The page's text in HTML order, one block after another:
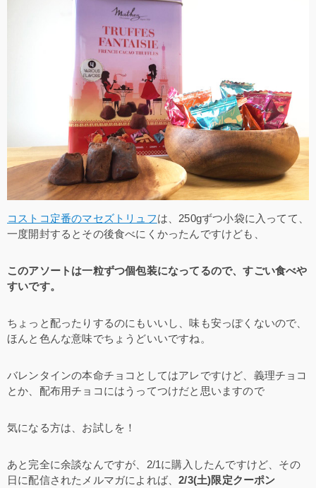
コストコ定番のマセズトリュフは、250gずつ小袋に入ってて、
一度開封するとその後食べにくかったんですけども、
このアソートは一粒ずつ個包装になってるので、すごい食べや
すいです。
ちょっと配ったりするのにもいいし、味も安っぽくないので、
ほんと色んな意味でちょうどいいですね。
バレンタインの本命チョコとしてはアレですけど、義理チョコ
とか、配布用チョコにはうってつけだと思いますので
気になる方は、お試しを！
あと完全に余談なんですが、2/1に購入したんですけど、その
日に配信されたメルマガによれば、2/3(土)限定クーポン